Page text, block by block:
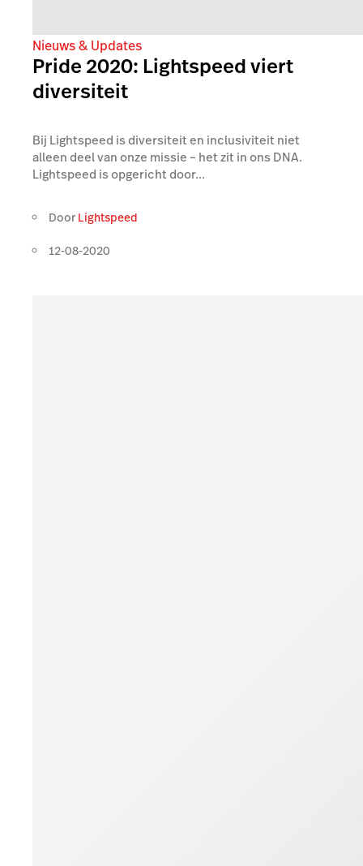
Nieuws & Updates
Pride 2020: Lightspeed viert
diversiteit
Bij Lightspeed is diversiteit en inclusiviteit niet
alleen deel van onze missie – het zit in ons DNA.
Lightspeed is opgericht door...
Door Lightspeed
12-08-2020